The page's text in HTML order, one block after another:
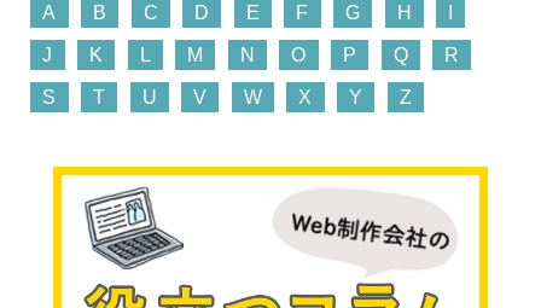
A B C D E F G H
J K L M N O P Q R
S T U V W X Y Z